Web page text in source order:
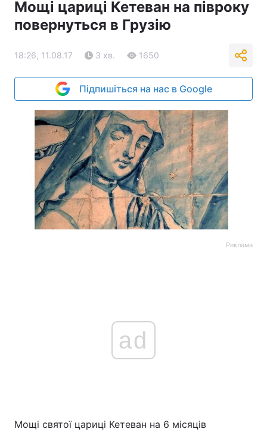
Мощі цариці Кетеван на півроку
повернуться в Грузію
18:26, 11.08.17 3 хв. 1650
Підпишіться на нас в Google
Реклама
ad
Мощі святої цариці Кетеван на 6 місяців